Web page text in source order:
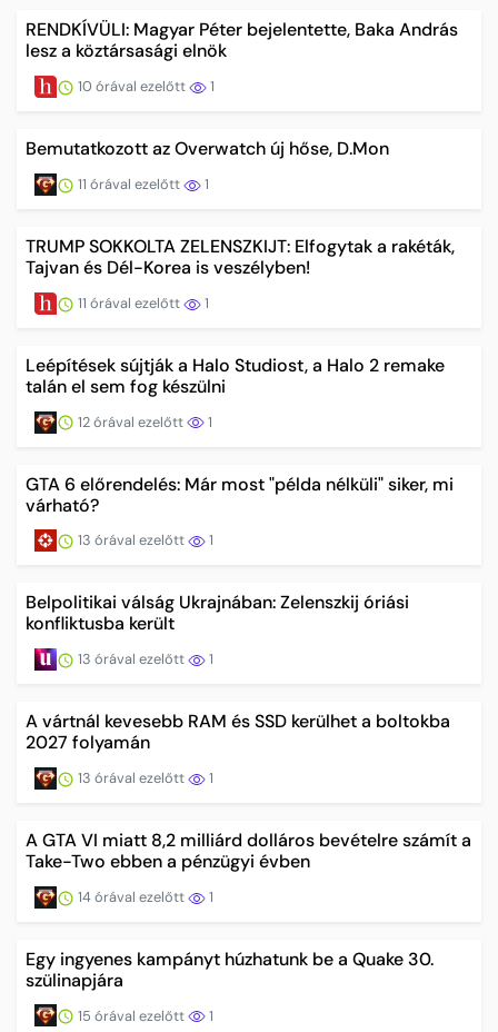
RENDKÍVÜLI: Magyar Péter bejelentette, Baka András
lesz a köztársasági elnök
10 órával ezelőtt 1
Bemutatkozott az Overwatch új hőse, D.Mon
11 órával ezelőtt 1
TRUMP SOKKOLTA ZELENSZKIJT: Elfogytak a rakéták,
Tajvan és Dél-Korea is veszélyben!
11 órával ezelőtt 1
Leépítések sújtják a Halo Studiost, a Halo 2 remake
talán el sem fog készülni
12 órával ezelőtt 1
GTA 6 előrendelés: Már most "példa nélküli" siker, mi
várható?
13 órával ezelőtt 1
Belpolitikai válság Ukrajnában: Zelenszkij óriási
konfliktusba került
13 órával ezelőtt 1
A vártnál kevesebb RAM és SSD kerülhet a boltokba
2027 folyamán
13 órával ezelőtt 1
A GTA VI miatt 8,2 milliárd dolláros bevételre számít a
Take-Two ebben a pénzügyi évben
14 órával ezelőtt 1
Egy ingyenes kampányt húzhatunk be a Quake 30.
szülinapjára
15 órával ezelőtt 1